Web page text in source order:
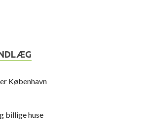
København
billige huse